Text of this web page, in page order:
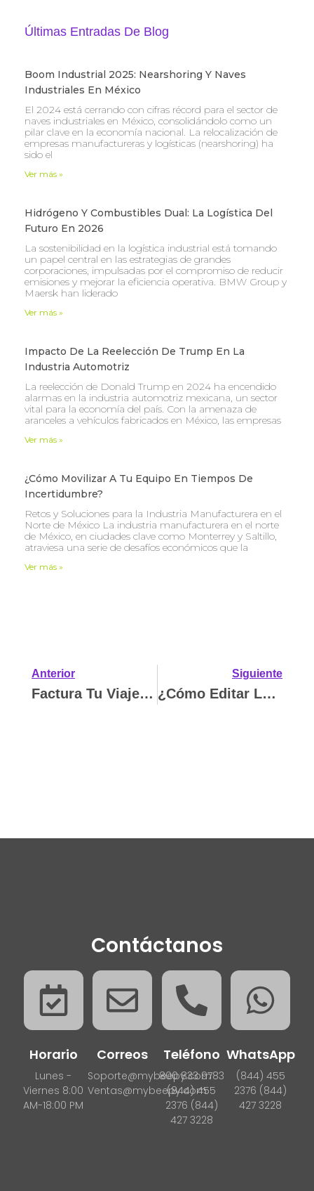
Últimas Entradas De Blog
Boom Industrial 2025: Nearshoring Y Naves
Industriales En México
El 2024 está cerrando con cifras récord para el sector de
naves industriales en México, consolidándolo como un
pilar clave en la economía nacional. La relocalización de
empresas manufactureras y logísticas (nearshoring) ha
sido el
Ver más »
Hidrógeno Y Combustibles Dual: La Logística Del
Futuro En 2026
La sostenibilidad en la logística industrial está tomando
un papel central en las estrategias de grandes
corporaciones, impulsadas por el compromiso de reducir
emisiones y mejorar la eficiencia operativa. BMW Group y
Maersk han liderado
Ver más »
Impacto De La Reelección De Trump En La
Industria Automotriz
La reelección de Donald Trump en 2024 ha encendido
alarmas en la industria automotriz mexicana, un sector
vital para la economía del país. Con la amenaza de
aranceles a vehículos fabricados en México, las empresas
Ver más »
¿Cómo Movilizar A Tu Equipo En Tiempos De
Incertidumbre?
Retos y Soluciones para la Industria Manufacturera en el
Norte de México La industria manufacturera en el norte
de México, en ciudades clave como Monterrey y Saltillo,
atraviesa una serie de desafíos económicos que la
Ver más »
Anterior
Factura Tu Viaje Beepy
Siguiente
¿Cómo Editar La Disponibilidad De Un Auto En Beepy?
Contáctanos
Horario
Lunes -
Viernes 8:00
AM-18:00 PM
Correos
Soporte@mybeepy.com
Ventas@mybeepy.com
Teléfono
800 833 9783
(844) 455
2376 (844)
427 3228
WhatsApp
(844) 455
2376 (844)
427 3228